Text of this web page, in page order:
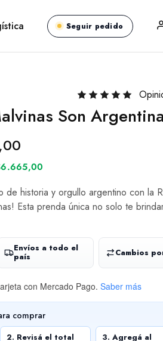
Seguir pedido
Son
de historia y orgullo argentino con la
Esta prenda única no solo te
Envíos a todo el
país
Cambios
con Mercado Pago. Saber más
comprar
2. Revisá el total
3. Agregá al